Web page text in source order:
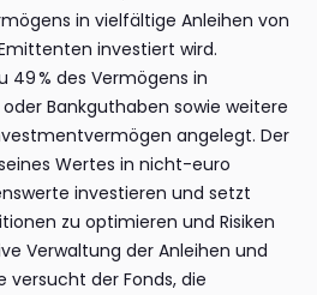
in vielfältige Anleihen von
investiert wird.
49 % des Vermögens in
Bankguthaben sowie weitere
angelegt. Der
Wertes in nicht-euro
investieren und setzt
zu optimieren und Risiken
Verwaltung der Anleihen und
der Fonds, die